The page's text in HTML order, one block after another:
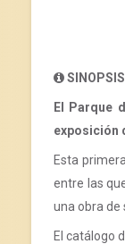
El Parque
exposición
Esta
entre las
una obra de
El catálogo